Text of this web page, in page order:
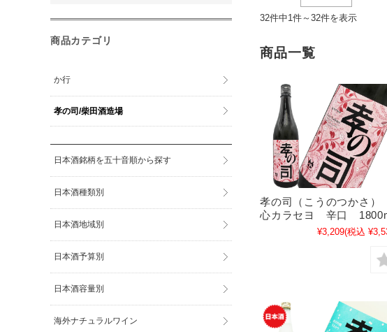
32件中1件～32件を表示
商品一覧
孝の司（こうのつかさ）
心カラセヨ 辛口
¥3,209(税込
商品カテゴリ
か行
孝の司/柴田酒造場
日本酒銘柄を五十音順から探す
日本酒種類別
日本酒地域別
日本酒予算別
日本酒容量別
海外ナチュラルワイン